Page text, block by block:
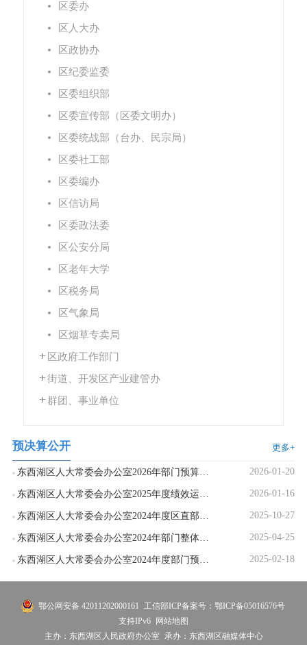
区委办
区人大办
区政协办
区纪委监委
区委组织部
区委宣传部（区委文明办）
区委统战部（台办、民宗局）
区委社工部
区委编办
区信访局
区委政法委
区公安分局
区老年大学
区税务局
区气象局
区烟草专卖局
区政府工作部门
街道、开发区产业建管办
群团、事业单位
预决算公开 更多+
2026-01-20
2026-01-16
2025-10-27
2025-04-25
2025-02-18
鄂公网安备 42011202000161
工信部ICP备案号：鄂ICP备05016576号
支持IPv6 网站地图
主办：东西湖区人民政府办公室
承办：东西湖区融媒体中心